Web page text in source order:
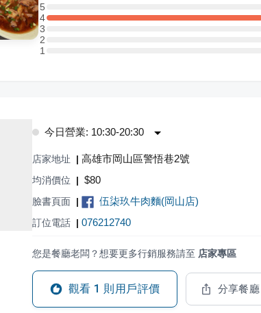
5
5 星：0 則評論
4
4 星：1 則評論
3
3 星：0 則評論
2
2 星：0 則評論
11 星：0 則評論
今日營業: 10:30-20:30
店家地址 | 高雄市岡山區警悟巷2號
均消價位 | $80
臉書頁面 | 伍柒玖牛肉麵(岡山店)
訂位電話 | 076212740
您是餐廳老闆？想要更多行銷服務請至 店家專區
觀看 1 則用戶評價 分享餐廳